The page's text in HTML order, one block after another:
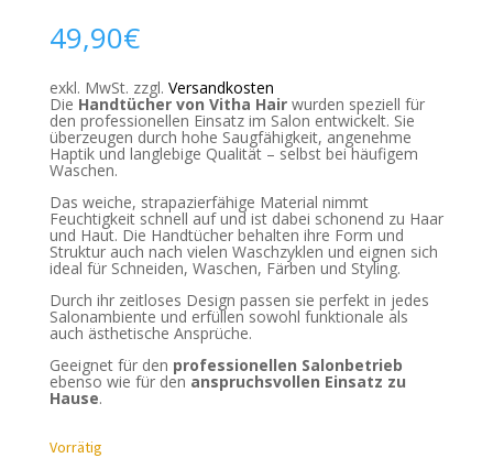
49,90€
exkl. MwSt. zzgl. Versandkosten
Die Handtücher von Vitha Hairwurden speziell für
den professionellen Einsatz im Salon entwickelt. Sie
überzeugen durch hohe Saugfähigkeit, angenehme
Haptik und langlebige Qualität – selbst bei häufigem
Waschen.
Das weiche, strapazierfähige Material nimmt
Feuchtigkeit schnell auf und ist dabei schonend zu Haar
und Haut. Die Handtücher behalten ihre Form und
Struktur auch nach vielen Waschzyklen und eignen sich
ideal für Schneiden, Waschen, Färben und Styling.
Durch ihr zeitloses Design passen sie perfekt in jedes
Salonambiente und erfüllen sowohl funktionale als
auch ästhetische Ansprüche.
Geeignet für den professionellen Salonbetrieb
ebenso wie für den anspruchsvollen Einsatz zu
Hause.
Vorrätig